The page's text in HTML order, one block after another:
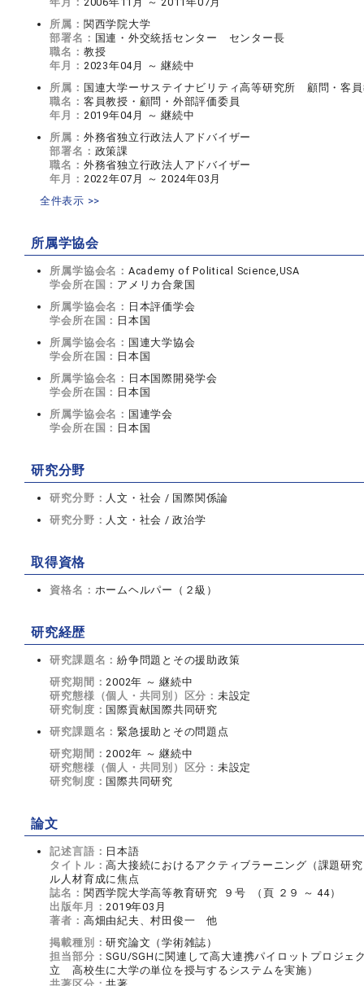
所属： 関西学院大学
部署名： 国連・外交統括センター センター長
職名： 教授
年月： 2023年04月 ～ 継続中
所属： 国連大学ーサステイナビリティ高等研究所 顧問・客
職名： 客員教授・顧問・外部評価委員
年月： 2019年04月 ～ 継続中
所属： 外務省独立行政法人アドバイザー
部署名： 政策課
職名： 外務省独立行政法人アドバイザー
年月： 2022年07月 ～ 2024年03月
全件表示 >>
所属学協会
所属学協会名： Academy of Political Science,USA
学会所在国： アメリカ合衆国
所属学協会名： 日本評価学会
学会所在国： 日本国
所属学協会名： 国連大学協会
学会所在国： 日本国
所属学協会名： 日本国際開発学会
学会所在国： 日本国
所属学協会名： 国連学会
学会所在国： 日本国
研究分野
研究分野： 人文・社会 / 国際関係論
研究分野： 人文・社会 / 政治学
取得資格
資格名： ホームヘルパー（２級）
研究経歴
研究課題名：紛争問題とその援助政策
研究期間：2002年 ～ 継続中
研究態様（個人・共同別）区分： 未設定
研究制度： 国際貢献国際共同研究
研究課題名：緊急援助とその問題点
研究期間：2002年 ～ 継続中
研究態様（個人・共同別）区分： 未設定
研究制度： 国際共同研究
論文
記述言語： 日本語
タイトル：高大接続におけるアクティブラーニング（課題研
ル人材育成に焦点
誌名： 関西学院大学高等教育研究 ９号 （頁 ２９ ～ 44）
出版年月：2019年03月
著者： 高畑由紀夫、村田俊一 他
掲載種別：研究論文（学術雑誌）
担当部分： SGU/SGHに関連して高大連携パイロットプロジェ
立 高校生に大学の単位を授与するシステムを実施）